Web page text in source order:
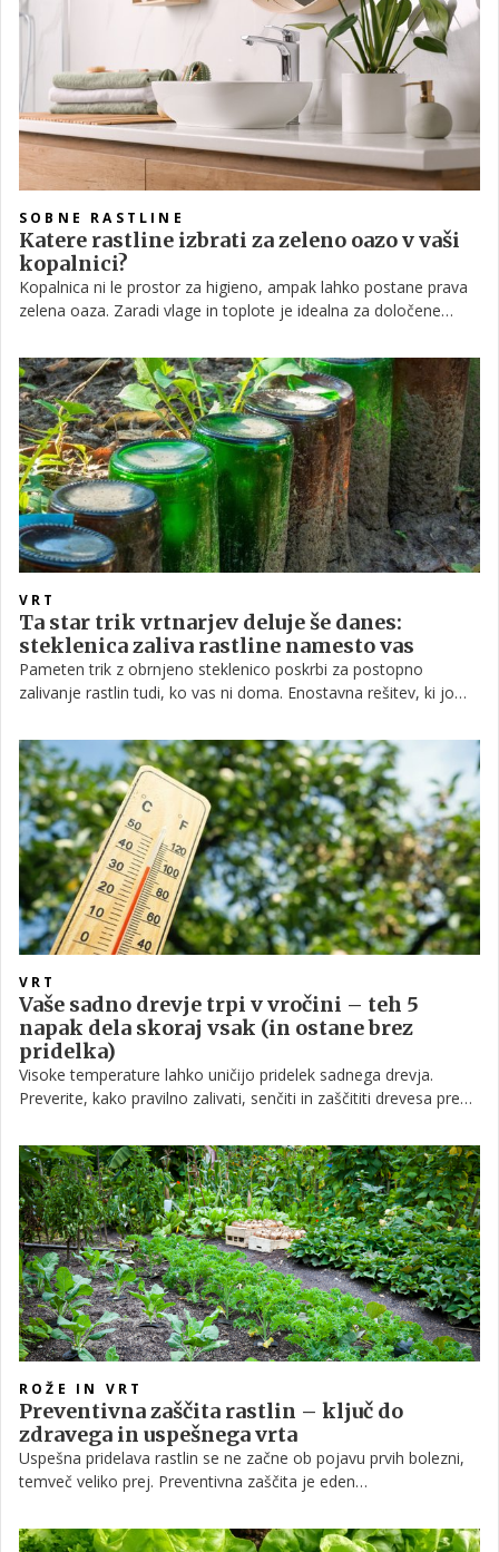
SOBNE RASTLINE
Katere rastline izbrati za zeleno oazo v vaši
kopalnici?
Kopalnica ni le prostor za higieno, ampak lahko postane prava
zelena oaza. Zaradi vlage in toplote je idealna za določene
VRT
Ta star trik vrtnarjev deluje še danes:
steklenica zaliva rastline namesto vas
Pameten trik z obrnjeno steklenico poskrbi za postopno
zalivanje rastlin tudi, ko vas ni doma. Enostavna rešitev, ki jo
VRT
Vaše sadno drevje trpi v vročini – teh 5
napak dela skoraj vsak (in ostane brez
pridelka)
Visoke temperature lahko uničijo pridelek sadnega drevja.
Preverite, kako pravilno zalivati, senčiti in zaščititi drevesa pred
ROŽE IN VRT
Preventivna zaščita rastlin – ključ do
zdravega in uspešnega vrta
Uspešna pridelava rastlin se ne začne ob pojavu prvih bolezni,
temveč veliko prej. Preventivna zaščita je eden
rastlin skozi celotno rastno sezono.